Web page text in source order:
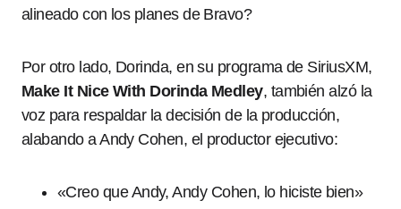
alineado con los planes de Bravo?
Por otro lado, Dorinda, en su programa de SiriusXM,
Make It Nice With Dorinda Medley, también alzó la
voz para respaldar la decisión de la producción,
alabando a Andy Cohen, el productor ejecutivo:
«Creo que Andy, Andy Cohen, lo hiciste bien»